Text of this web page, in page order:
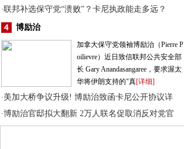
·联邦补选保守党“溃败”？卡尼执政能走多远？
博励治
加拿大保守党领袖博励治（Pierre P
oilievre）近日致信联邦公共安全部
长 Gary Anandasangaree，要求渥太
华将伊朗支持的"真[详细]
·美加大桥争议升级! 博励治致函卡尼公开协议详
·博励治官邸拟大翻新 2万人联名促取消反对党官